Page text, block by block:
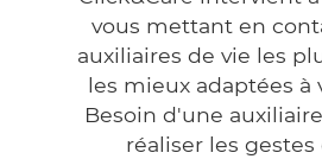
vous mettant en
auxiliaires de vie les
les mieux adaptées à
Besoin d'une
réaliser les gestes